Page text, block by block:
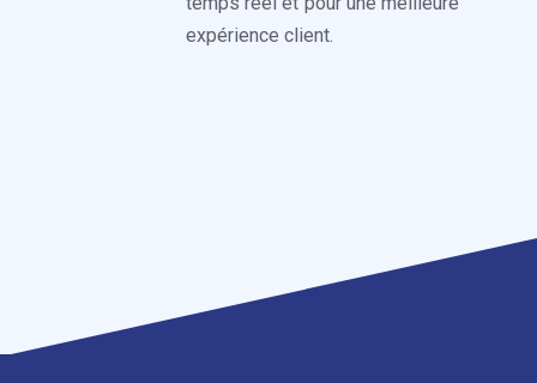
expérience client.